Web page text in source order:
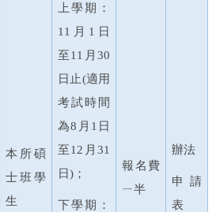
本所碩
士班學
生
上學期：
11
月 1
日
至11 月 30
日止(適用
考試時間
為8 月 1 日
至12 月 31
日) ；
下學期：
報名費
ㄧ半
辦法
申請
表